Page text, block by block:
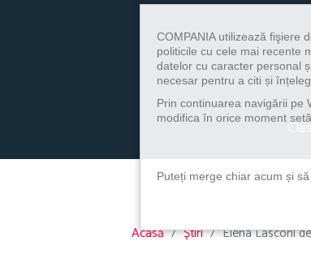
Acasă Știri Elena Lasconi
COMPANIA utilizează fişiere
politicile cu cele mai recente
datelor cu caracter personal
necesar pentru a citi și
Prin continuarea navigării pe
modifica în orice moment
Puteți merge chiar acum și